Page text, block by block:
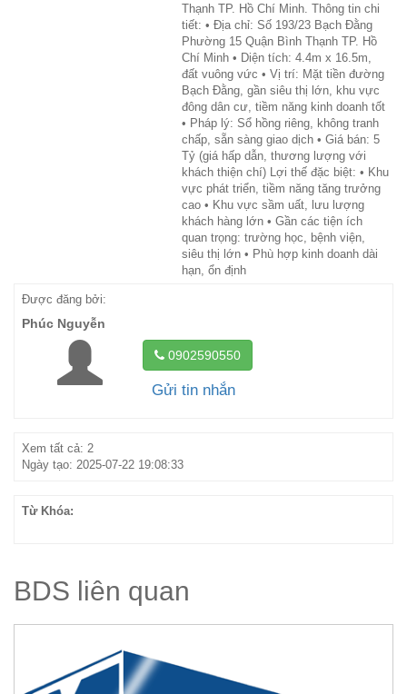
Thạnh TP. Hồ Chí Minh. Thông tin chi
tiết: • Địa chỉ: Số 193/23 Bạch Đằng
Phường 15 Quận Bình Thạnh TP. Hồ
Chí Minh • Diện tích: 4.4m x 16.5m,
đất vuông vức • Vị trí: Mặt tiền đường
Bạch Đằng, gần siêu thị lớn, khu vực
đông dân cư, tiềm năng kinh doanh tốt
• Pháp lý: Sổ hồng riêng, không tranh
chấp, sẵn sàng giao dịch • Giá bán: 5
Tỷ (giá hấp dẫn, thương lượng với
khách thiện chí) Lợi thế đặc biệt: • Khu
vực phát triển, tiềm năng tăng trưởng
cao • Khu vực sầm uất, lưu lượng
khách hàng lớn • Gần các tiện ích
quan trọng: trường học, bệnh viện,
siêu thị lớn • Phù hợp kinh doanh dài
hạn, ổn định
Được đăng bởi:
Phúc Nguyễn
0902590550
Gửi tin nhắn
Xem tất cả: 2
Ngày tạo: 2025-07-22 19:08:33
Từ Khóa:
BDS liên quan